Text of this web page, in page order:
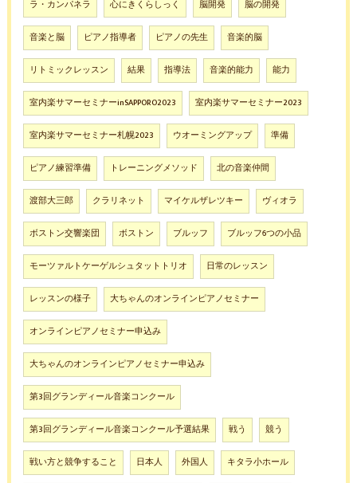
ラ・カンパネラ 心にきくらしっく 脳開発 脳の開発
音楽と脳 ピアノ指導者 ピアノの先生 音楽的脳
リトミックレッスン 結果 指導法 音楽的能力 能力
室内楽サマーセミナーinSAPPORO2023 室内楽サマーセミナー2023
室内楽サマーセミナー札幌2023 ウオーミングアップ 準備
ピアノ練習準備 トレーニングメソッド 北の音楽仲間
渡部大三郎 クラリネット マイケルザレツキー ヴィオラ
ボストン交響楽団 ボストン ブルッフ ブルッフ6つの小品
モーツァルトケーゲルシュタットトリオ 日常のレッスン
レッスンの様子 大ちゃんのオンラインピアノセミナー
オンラインピアノセミナー申込み
大ちゃんのオンラインピアノセミナー申込み
第3回グランディール音楽コンクール
第3回グランディール音楽コンクール予選結果 戦う 競う
戦い方と競争すること 日本人 外国人 キタラ小ホール